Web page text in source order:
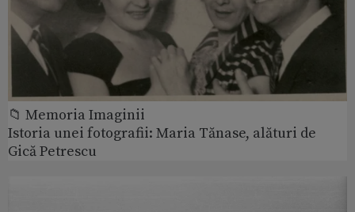
📁 Memoria Imaginii
Istoria unei fotografii: Maria Tănase, alături de
Gică Petrescu